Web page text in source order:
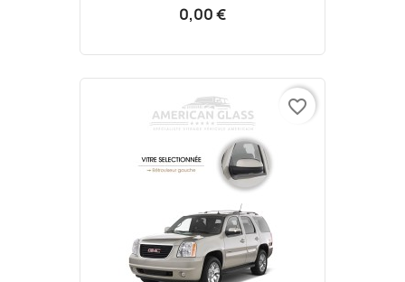
0,00 €
favorite_border